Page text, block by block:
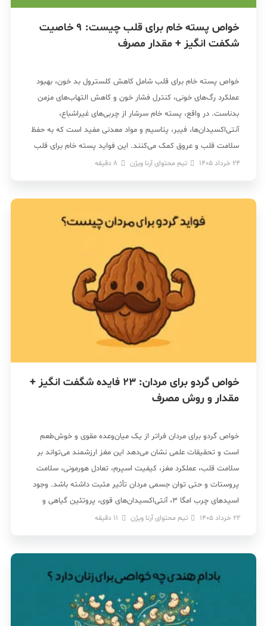
خواص پسته خام برای قلب چیست: 9 خاصیت
شکفت انگیز + مقدار مصرف
خواص پسته خام برای قلب شامل کاهش کلسترول بد خون، بهبود
عملکرد رگ‌های خونی، کنترل فشار خون و کاهش التهاب‌های مزمن
بدناست. در واقع، پسته خام سرشار از چربی‌های غیراشباع،
آنتی‌اکسیدان‌ها، فیبر، پتاسیم و مواد معدنی مفید است که به حفظ
سلامت قلب و عروق کمک می‌کنند. این فواید پسته خام برای قلب
از مهم‌ترین […]
24 خرداد 1405 تیم محتوای آرنا ویژن 8 دقیقه
خواص گردو برای مردان: 23 فایده شگفت انگیز +
مقدار و روش مصرف
خواص گردو برای مردان فراتر از یک میان‌وعده مقوی و خوش‌طعم
است و تحقیقات علمی نشان می‌دهد این مغز ارزشمند می‌تواند بر
سلامت قلب، عملکرد مغز، کیفیت اسپرم، تعادل هورمونی، سلامت
پروستات و حتی توان جسمی مردان تأثیر مثبت داشته باشد. وجود
اسیدهای چرب امگا ۳، آنتی‌اکسیدان‌های قوی، پروتئین گیاهی و
مواد معدنی ضروری باعث […]
22 خرداد 1405 تیم محتوای آرنا ویژن 11 دقیقه